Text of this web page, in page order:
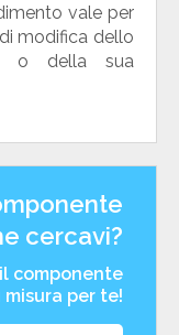
vale per
modifica dello
o della sua
cercavi?
componente
per te!